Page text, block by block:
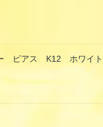
ピアス K12 ホワイ